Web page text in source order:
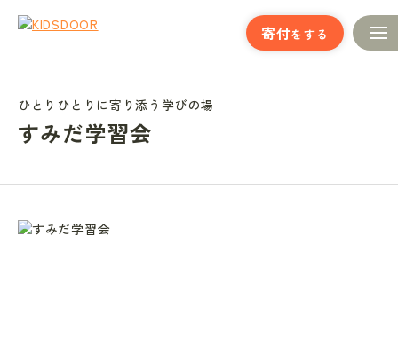
寄付をする
ひとりひとりに寄り添う学びの場
すみだ学習会